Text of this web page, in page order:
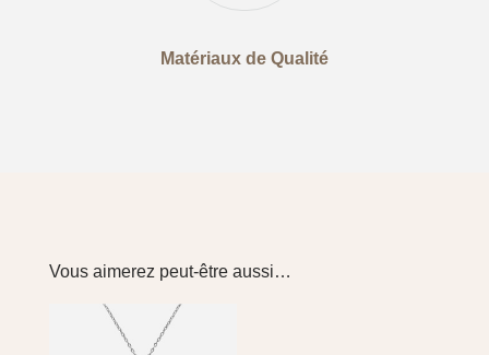
Matériaux de Qualité
Vous aimerez peut-être aussi…